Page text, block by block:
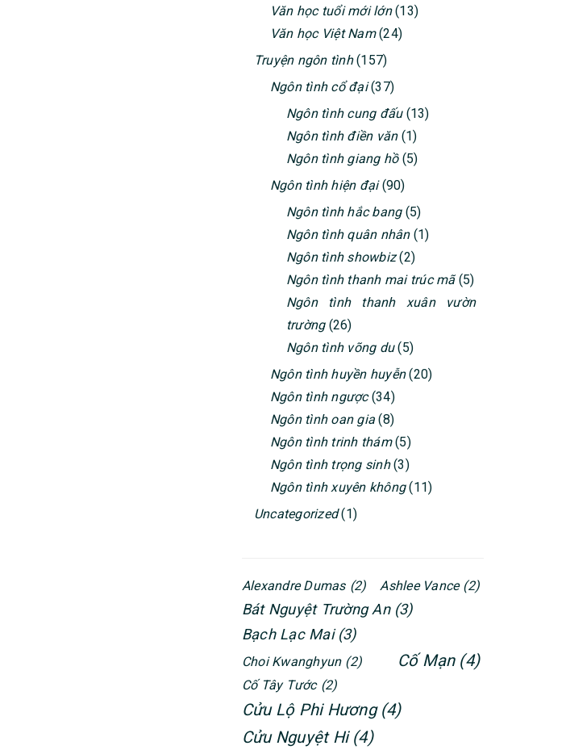
Văn học tuổi mới lớn(13)
Văn học Việt Nam(24)
Truyện ngôn tình(157)
Ngôn tình cổ đại(37)
Ngôn tình cung đấu(13)
Ngôn tình điền văn(1)
Ngôn tình giang hồ(5)
Ngôn tình hiện đại(90)
Ngôn tình hắc bang(5)
Ngôn tình quân nhân(1)
Ngôn tình showbiz(2)
Ngôn tình thanh mai trúc mã(5)
Ngôn tình thanh xuân vườn
trường(26)
Ngôn tình võng du(5)
Ngôn tình huyền huyễn(20)
Ngôn tình ngược(34)
Ngôn tình oan gia (8)
Ngôn tình trinh thám(5)
Ngôn tình trọng sinh(3)
Ngôn tình xuyên không(11)
Uncategorized(1)
Alexandre Dumas (2) Ashlee Vance (2)
Bát Nguyệt Trường An (3)
Bạch Lạc Mai (3)
Choi Kwanghyun (2) Cố Mạn (4)
Cố Tây Tước (2)
Cửu Lộ Phi Hương (4)
Cửu Nguyệt Hi (4)